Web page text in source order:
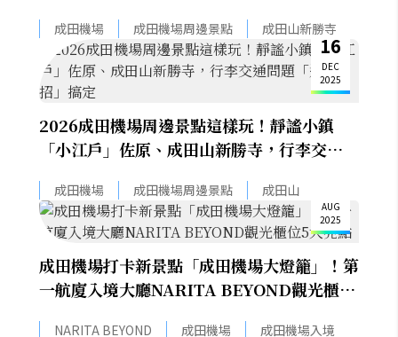
成田機場 成田機場周邊景點 成田山新勝寺
16
DEC
2025
2026成田機場周邊景點這樣玩！靜謐小鎮
「小江戶」佐原、成田山新勝寺，行李交通問
成田機場 成田機場周邊景點 成田山
AUG
2025
成田機場打卡新景點「成田機場大燈籠」！第
一航廈入境大廳NARITA BEYOND觀光櫃位
NARITA BEYOND 成田機場 成田機場入境
6